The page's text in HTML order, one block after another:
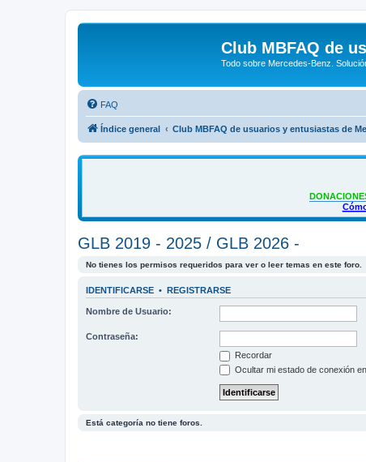
Club MBFAQ de
Todo sobre Mercedes-Benz.
FAQ
Índice general Club MBFAQ de usuarios y entusiastas de
GLB 2019 - 2025 / GLB 2026 -
No tienes los permisos requeridos para ver o leer temas en este foro.
IDENTIFICARSE • REGISTRARSE
Nombre de Usuario:
Contraseña:
Recordar
Ocultar mi estado de conexión
Está categoría no tiene foros.